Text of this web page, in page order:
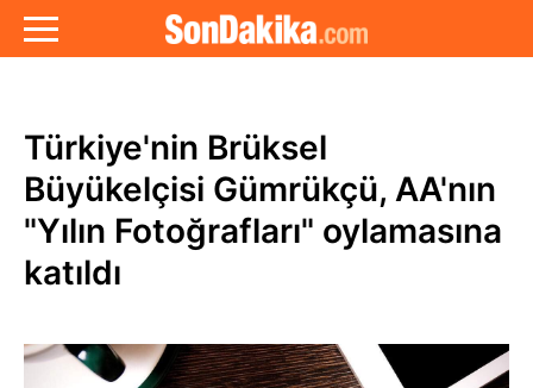
Türkiye'nin Brüksel
Büyükelçisi Gümrükçü, AA'nın
"Yılın Fotoğrafları" oylamasına
katıldı